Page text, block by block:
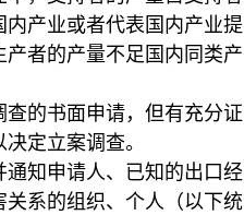
产业或者代表国内产业提
者的产量不足国内同类产
的书面申请，但有充分证
定立案调查。
知申请人、已知的出口经
系的组织、个人（以下统